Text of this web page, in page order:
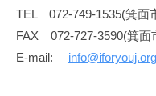
TEL 072-749-1535(箕面
FAX 072-727-3590(箕面
E-mail: info@iforyouj.org